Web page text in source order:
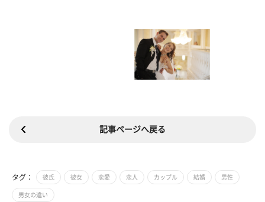
記事ページへ戻る
タグ： 彼氏 彼女 恋愛 恋人 カップル 結婚 男性
男女の違い